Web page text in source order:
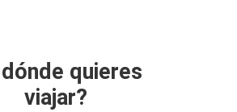
quieres
viajar?